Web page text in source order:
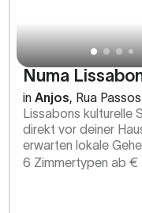
Numa
in Anjos, Rua
Lissabons kulturelle
direkt vor deiner
erwarten lokale
6 Zimmertypen ab €